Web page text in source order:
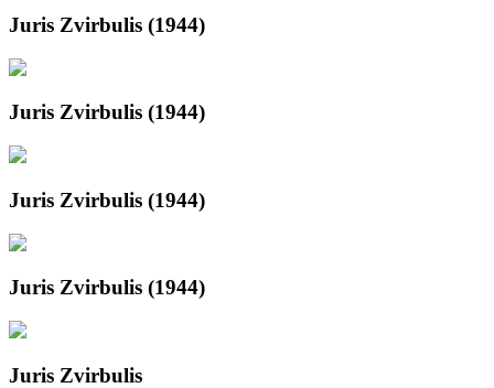
Juris Zvirbulis (1944)
Juris Zvirbulis (1944)
Juris Zvirbulis (1944)
Juris Zvirbulis (1944)
Juris Zvirbulis